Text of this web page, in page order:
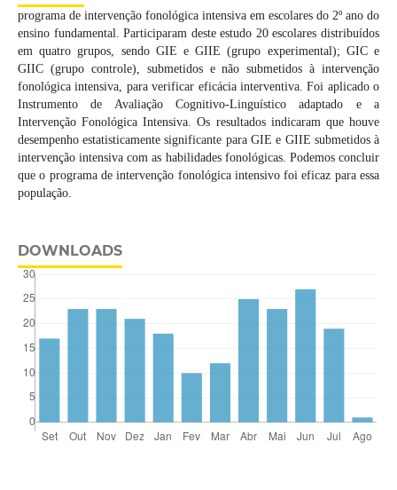
programa de intervenção fonológica intensiva em escolares do 2º ano do
ensino fundamental. Participaram deste estudo 20 escolares distribuídos
em quatro grupos, sendo GIE e GIIE (grupo experimental); GIC e
GIIC (grupo controle), submetidos e não submetidos à intervenção
fonológica intensiva, para verificar eficácia interventiva. Foi aplicado o
Instrumento de Avaliação Cognitivo-Linguístico adaptado e a
Intervenção Fonológica Intensiva. Os resultados indicaram que houve
desempenho estatisticamente significante para GIE e GIIE submetidos à
intervenção intensiva com as habilidades fonológicas. Podemos concluir
que o programa de intervenção fonológica intensivo foi eficaz para essa
população.
DOWNLOADS